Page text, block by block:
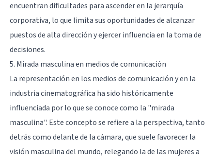
encuentran dificultades para ascender en la jerarquía
corporativa, lo que limita sus oportunidades de alcanzar
puestos de alta dirección y ejercer influencia en la toma de
decisiones.
5. Mirada masculina en medios de comunicación
La representación en los medios de comunicación y en la
industria cinematográfica ha sido históricamente
influenciada por lo que se conoce como la "mirada
masculina". Este concepto se refiere a la perspectiva, tanto
detrás como delante de la cámara, que suele favorecer la
visión masculina del mundo, relegando la de las mujeres a